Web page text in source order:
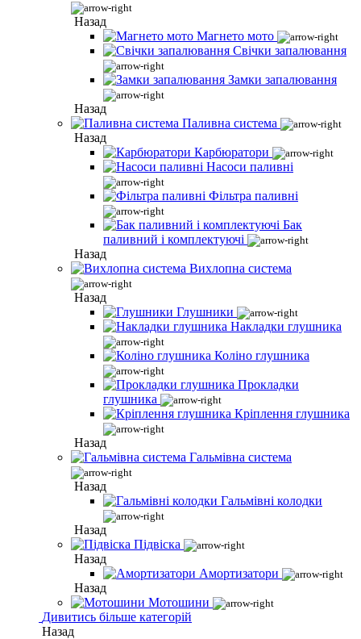
Назад
Магнето мото
Свічки запалювання
Замки запалювання
Назад
Паливна система
Назад
Карбюратори
Насоси паливні
Фільтра паливні
Бак
паливний і комплектуючі
Назад
Вихлопна система
Назад
Глушники
Накладки глушника
Коліно глушника
Прокладки
глушника
Кріплення глушника
Назад
Гальмівна система
Назад
Гальмівні колодки
Назад
Підвіска
Назад
Амортизатори
Назад
Мотошини
Дивитись більше категорій
Назад